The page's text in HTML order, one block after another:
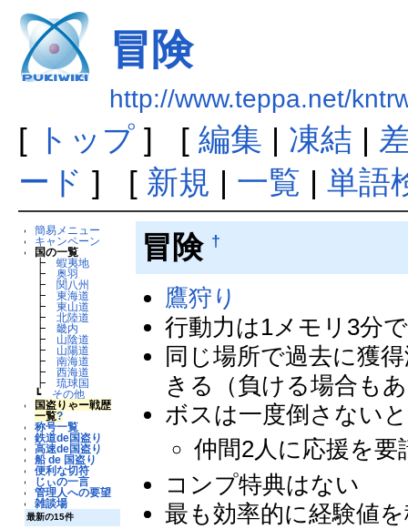
冒険
http://www.teppa.net/
[ トップ] [ 編集 | 凍結 |
ード ] [ 新規 | 一覧 | 単語
簡易メニュー
キャンペーン
国の一覧
┣蝦夷地
┣奥羽
┣ 関八州
┣東海道
┣東山道
┣北陸道
┣畿内
┣ 山陰道
┣ 山陽道
┣南海道
┣西海道
┣琉球国
┗ その他
国盗りゃー戦歴
一覧?
称号一覧
鉄道de国盗り
高速de国盗り
船 de 国盗り
便利な切符
じぃの一言
管理人への要望
雑談場
最新の15件
冒険 †
鷹狩り
行動力は1メモリ3分
同じ場所で過去に獲
きる（負ける場合も
ボスは一度倒さない
仲間2人に応援を要
コンプ特典はない
最も効率的に経験値